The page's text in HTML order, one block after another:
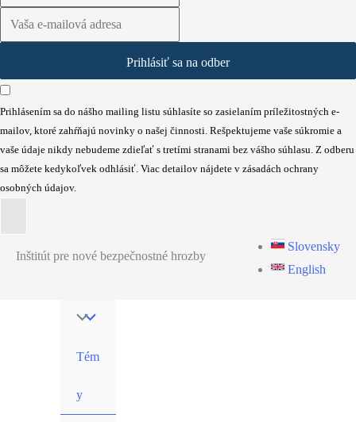
Prihlásiť sa na odber
Prihlásením sa do nášho mailing listu súhlasíte so zasielaním príležitostných e-
mailov, ktoré zahŕňajú novinky o našej činnosti. Rešpektujeme vaše súkromie a
vaše údaje nikdy nebudeme zdieľať s tretími stranami bez vášho súhlasu. Z odberu
sa môžete kedykoľvek odhlásiť. Viac detailov nájdete v zásadách ochrany
osobných údajov.
Inštitút pre nové bezpečnostné hrozby
Slovensky
English
Tém
y